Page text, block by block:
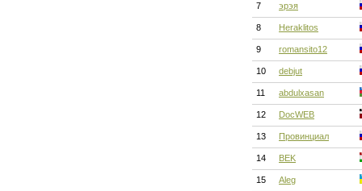
7 эрэя
8 Heraklitos
9 romansito12
10 debjut
11 abdulxasan
12 DocWEB
13 Провинциал
14 BEK
15 Aleg